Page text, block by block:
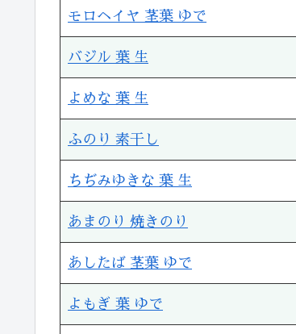
モロヘイヤ 茎葉 ゆで
バジル 葉 生
よめな 葉 生
ふのり 素干し
ちぢみゆきな 葉 生
あまのり 焼きのり
あしたば 茎葉 ゆで
よもぎ 葉 ゆで